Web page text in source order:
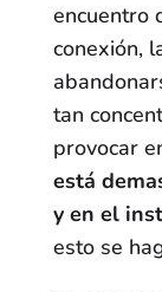
encuentro
conexión,
tan
provocar
está
y en el
esto se